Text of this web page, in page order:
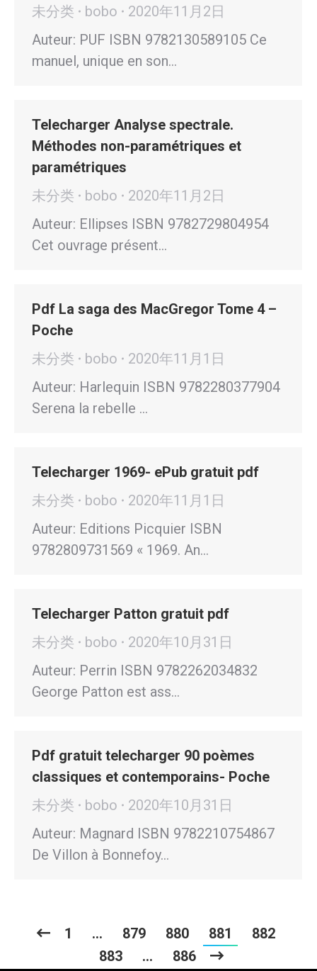
未分类
bobo
2020年11月2日
Auteur: PUF ISBN 9782130589105 Ce
manuel, unique en son…
Telecharger Analyse spectrale.
Méthodes non-paramétriques et
paramétriques
未分类
bobo
2020年11月2日
Auteur: Ellipses ISBN 9782729804954
Cet ouvrage présent…
Pdf La saga des MacGregor Tome 4 –
Poche
未分类
bobo
2020年11月1日
Auteur: Harlequin ISBN 9782280377904
Serena la rebelle …
Telecharger 1969- ePub gratuit pdf
未分类
bobo
2020年11月1日
Auteur: Editions Picquier ISBN
9782809731569 « 1969. An…
Telecharger Patton gratuit pdf
未分类
bobo
2020年10月31日
Auteur: Perrin ISBN 9782262034832
George Patton est ass…
Pdf gratuit telecharger 90 poèmes
classiques et contemporains- Poche
未分类
bobo
2020年10月31日
Auteur: Magnard ISBN 9782210754867
De Villon à Bonnefoy…
1 … 879 880 881
882
883
… 886